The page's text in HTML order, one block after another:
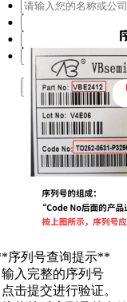
提交
序列号查询提示**
输入完整的序列号
点击提交进行验证。